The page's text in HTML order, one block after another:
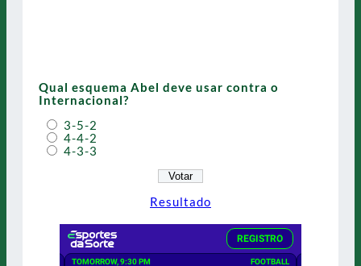
Qual esquema Abel deve usar contra o
Internacional?
3-5-2
4-4-2
4-3-3
Resultado